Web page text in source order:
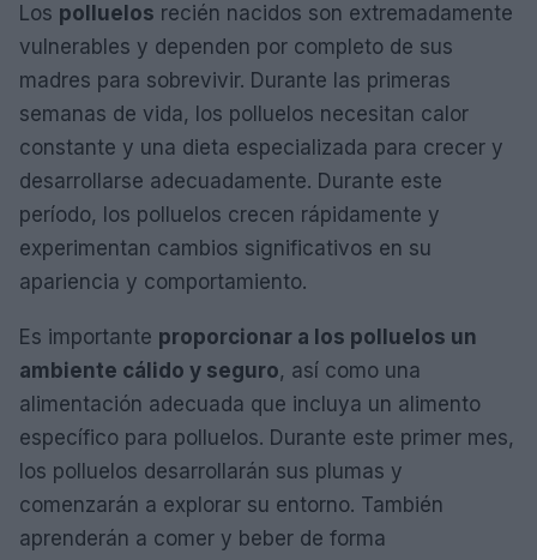
Los polluelos recién nacidos son extremadamente
vulnerables y dependen por completo de sus
madres para sobrevivir. Durante las primeras
semanas de vida, los polluelos necesitan calor
constante y una dieta especializada para crecer y
desarrollarse adecuadamente. Durante este
período, los polluelos crecen rápidamente y
experimentan cambios significativos en su
apariencia y comportamiento.
Es importante proporcionar a los polluelos un
ambiente cálido y seguro, así como una
alimentación adecuada que incluya un alimento
específico para polluelos. Durante este primer mes,
los polluelos desarrollarán sus plumas y
comenzarán a explorar su entorno. También
aprenderán a comer y beber de forma